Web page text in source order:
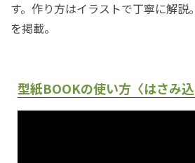
す。作り方はイラストで丁寧に解説
を掲載。
型紙BOOKの使い方〈はさみ込